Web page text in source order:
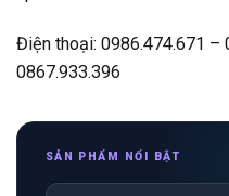
Điện thoại: 0986.474.671 –
0867.933.396
SẢN PHẨM NỔI BẬT